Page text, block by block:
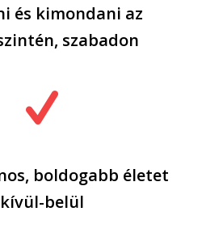
és kimondani az
szabadon
boldogabb életet
kívül-belül